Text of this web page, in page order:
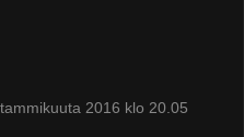
2016 klo 20.05